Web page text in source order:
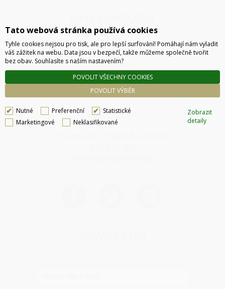
KONTAKT
O NÁKUPU
SPRÁVA COOKIES
PRODEJNA
Tato webová stránka používá cookies
Tyhle cookies nejsou pro tisk, ale pro lepší surfování! Pomáhají nám vyladit
váš zážitek na webu. Data jsou v bezpečí, takže můžeme společně tvořit
bez obav. Souhlasíte s naším nastavením?
POVOLIT VÝBĚR
POVOLIT VŠECHNY COOKIES
Nutné Preferenční
Statistické
Marketingové
Neklasifikované
Zobrazit
detaily